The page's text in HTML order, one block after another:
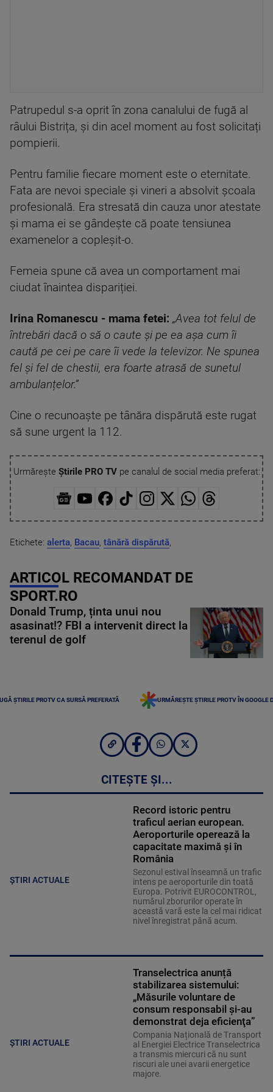
Patrupedul s-a oprit în zona canalului de fugă al
râului Bistrița, și din acel moment au fost solicitați
pompierii.
Pentru familie fiecare moment este o eternitate.
Fata are nevoi speciale și vineri a absolvit școala
profesională. Era stresată din cauza unor atestate
și mama ei se gândește că poate tensiunea
examenelor a copleșit-o.
Femeia spune că avea un comportament mai
ciudat înaintea dispariției.
Irina Romanescu - mama fetei: „Avea tot felul de
întrebări dacă o să o caute și pe ea așa cum îi
caută pe cei pe care îi vede la televizor. Ne spunea
fel și fel de chestii, era foarte atrasă de sunetul
ambulanțelor.”
Cine o recunoaște pe tânăra dispărută este rugat
să sune urgent la 112.
Urmărește Știrile PRO TVpe canalul de social media preferat:
Etichete: alerta, Bacau, tânără dispărută,
ARTICOL RECOMANDAT DE
SPORT.RO
Donald Trump, ținta unui nou
asasinat!? FBI a intervenit direct la
terenul de golf
ȘTIRILE PROTV CA SURSĂ PREFERATĂ URMĂREȘTE ȘTIRILE PROTV ÎN GOOGLE
CITEȘTE ȘI...
ȘTIRI ACTUALE
Record istoric pentru
traficul aerian european.
Aeroporturile operează la
capacitate maximă și în
România
Sezonul estival înseamnă un trafic
intens pe aeroporturile din toată
Europa. Potrivit EUROCONTROL,
numărul zborurilor operate în
această vară este la cel mai ridicat
nivel înregistrat până acum.
ȘTIRI ACTUALE
Transelectrica anunță
stabilizarea sistemului:
„Măsurile voluntare de
consum responsabil şi-au
demonstrat deja eficienţa”
Compania Națională de Transport
al Energiei Electrice Transelectrica
a transmis miercuri că nu sunt
riscuri ale unei avarii energetice
majore.